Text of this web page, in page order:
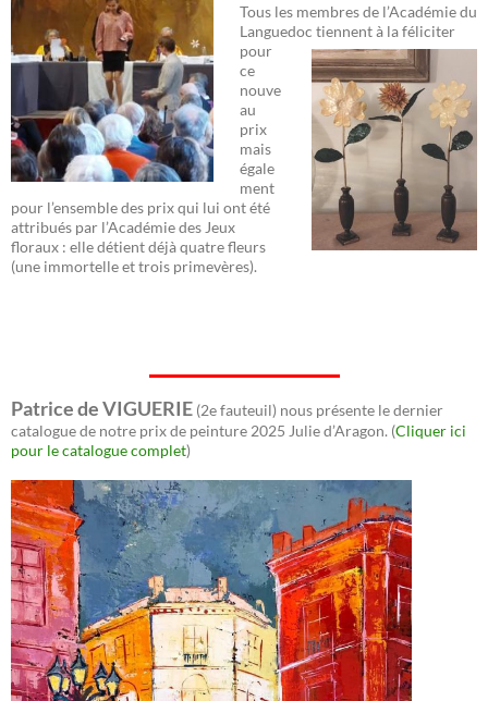
Tous les membres de l’Académie du
Languedoc tiennent à la féliciter
pour
ce
nouve
au
prix
mais
égale
ment
pour l’ensemble des prix qui lui ont été
attribués par l’Académie des Jeux
floraux : elle détient déjà quatre fleurs
(une immortelle et trois primevères).
Patrice de VIGUERIE (2e fauteuil) nous présente le dernier
catalogue de notre prix de peinture 2025 Julie d’Aragon. (Cliquer ici
pour le catalogue complet)